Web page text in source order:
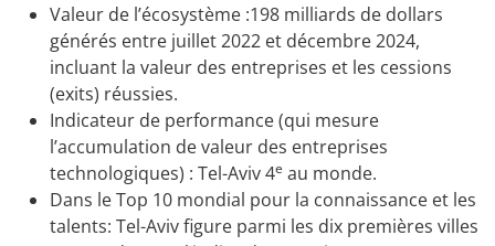
Valeur de l’écosystème :198 milliards de dollars
générés entre juillet 2022 et décembre 2024,
incluant la valeur des entreprises et les cessions
(exits) réussies.
Indicateur de performance (qui mesure
l’accumulation de valeur des entreprises
technologiques) : Tel-Aviv 4e au monde.
Dans le Top 10 mondial pour la connaissance et les
talents: Tel-Aviv figure parmi les dix premières villes